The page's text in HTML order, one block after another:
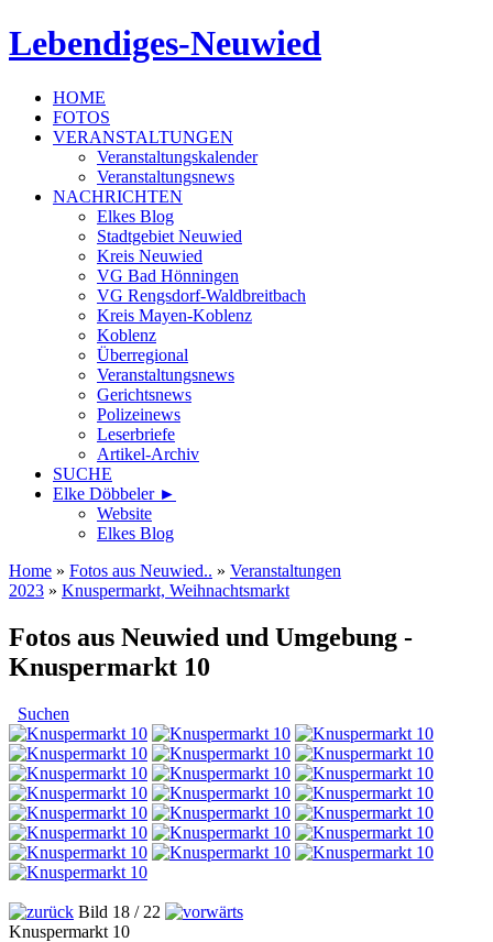
Lebendiges-Neuwied
HOME
FOTOS
VERANSTALTUNGEN
Veranstaltungskalender
Veranstaltungsnews
NACHRICHTEN
Elkes Blog
Stadtgebiet Neuwied
Kreis Neuwied
VG Bad Hönningen
VG Rengsdorf-Waldbreitbach
Kreis Mayen-Koblenz
Koblenz
Überregional
Veranstaltungsnews
Gerichtsnews
Polizeinews
Leserbriefe
Artikel-Archiv
SUCHE
Elke Döbbeler ►
Website
Elkes Blog
Home » Fotos aus Neuwied.. » Veranstaltungen
2023 » Knuspermarkt, Weihnachtsmarkt
Fotos aus Neuwied und Umgebung -
Knuspermarkt 10
Suchen
Bild 18 / 22
Knuspermarkt 10